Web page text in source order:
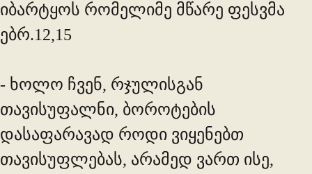
იბარტყოს რომელიმე მწარე ფესვმა
ებრ.12,15
- ხოლო ჩვენ, რჯულისგან
თავისუფალნი, ბოროტების
დასაფარავად როდი ვიყენებთ
თავისუფლებას, არამედ ვართ ისე,